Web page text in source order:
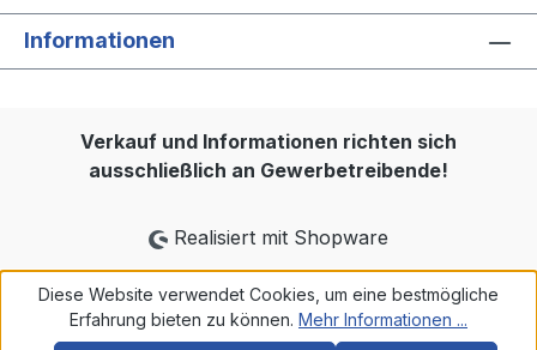
Informationen
Verkauf und Informationen richten sich
ausschließlich an Gewerbetreibende!
Realisiert mit Shopware
Diese Website verwendet Cookies, um eine bestmögliche
Erfahrung bieten zu können. Mehr Informationen ...